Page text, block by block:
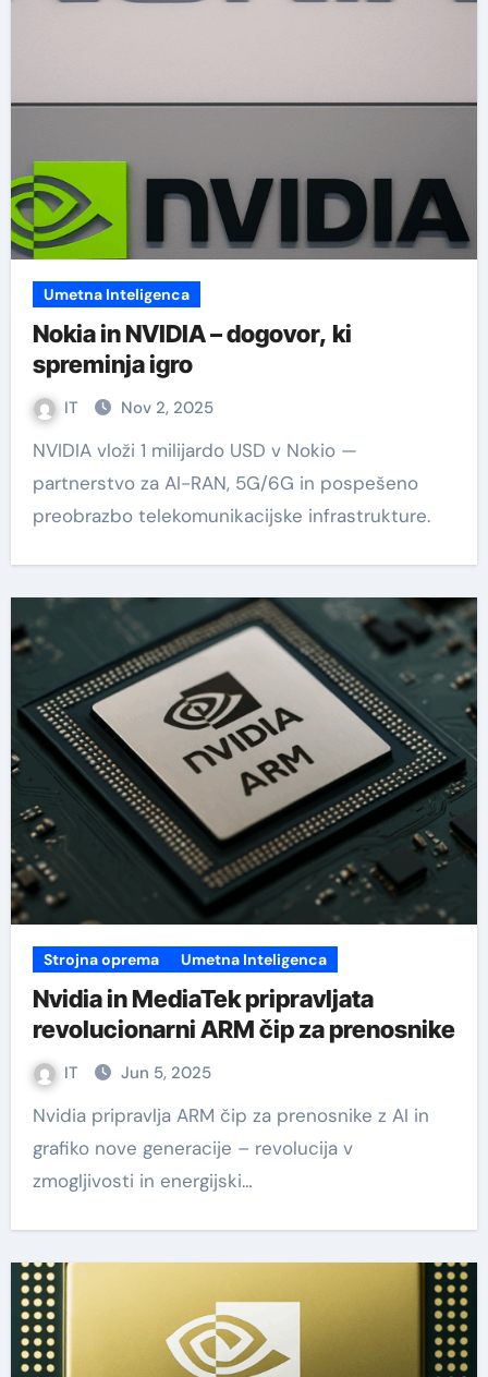
Umetna Inteligenca
Nokia in NVIDIA – dogovor, ki
spreminja igro
IT Nov 2, 2025
NVIDIA vloži 1 milijardo USD v Nokio —
partnerstvo za AI-RAN, 5G/6G in pospešeno
preobrazbo telekomunikacijske infrastrukture.
Strojna oprema Umetna Inteligenca
Nvidia in MediaTek pripravljata
revolucionarni ARM čip za prenosnike
IT Jun 5, 2025
Nvidia pripravlja ARM čip za prenosnike z AI in
grafiko nove generacije – revolucija v
zmogljivosti in energijski…